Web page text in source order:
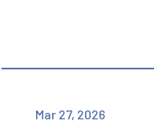
Mar 27, 2026